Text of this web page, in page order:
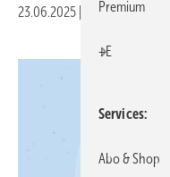
23.06.2025 Druckvorschau
Premium
+E
Services
Abo & Shop